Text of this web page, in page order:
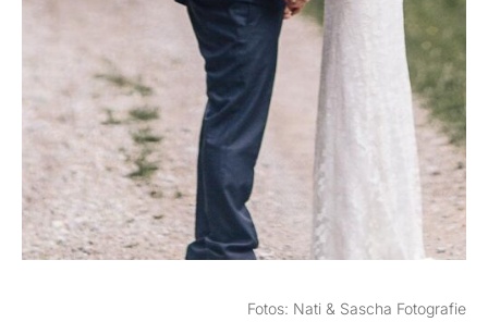
Fotos: Nati & Sascha Fotografie